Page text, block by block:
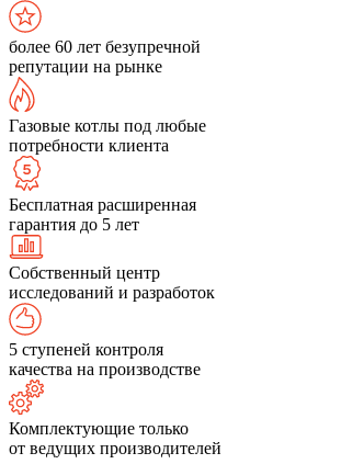
более 60 лет безупречной
репутации на рынке
Газовые котлы под любые
потребности клиента
Бесплатная расширенная
гарантия до 5 лет
Собственный центр
исследований и разработок
5 ступеней контроля
качества на производстве
Комплектующие только
от ведущих производителей